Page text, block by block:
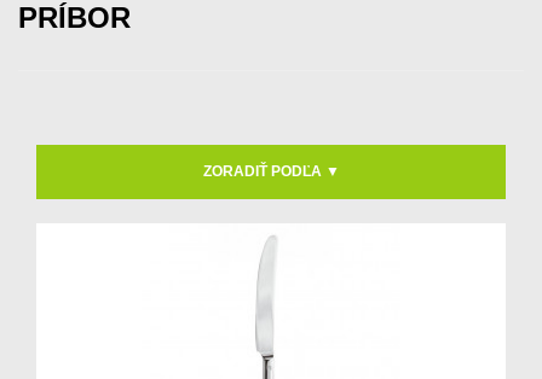
PRÍBOR
ZORADIŤ PODĽA ▼